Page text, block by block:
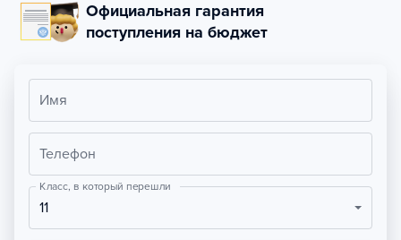
Официальная гарантия
поступления на бюджет
Имя
Телефон
Класс, в который перешли
11